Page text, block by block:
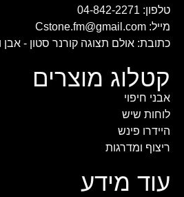
טלפון: 04-842-2271
מייל: Cstone.fm@gmail.com
כתובת: אולם תצוגה קורנר סטון - אבן
קטלוג מוצרים
אבני חיפוי
לוחות שיש
היידרו פינש
ריצוף ומדרגות
עוד מידע